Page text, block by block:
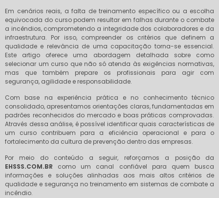
Em cenários reais, a falta de treinamento específico ou a escolha
equivocada do curso podem resultar em falhas durante o combate
a incêndios, comprometendo a integridade dos colaboradores e da
infraestrutura. Por isso, compreender os critérios que definem a
qualidade e relevância de uma capacitação torna-se essencial.
Este artigo oferece uma abordagem detalhada sobre como
selecionar um curso que não só atenda às exigências normativas,
mas que também prepare os profissionais para agir com
segurança, agilidade e responsabilidade.
Com base na experiência prática e no conhecimento técnico
consolidado, apresentamos orientações claras, fundamentadas em
padrões reconhecidos do mercado e boas práticas comprovadas.
Através dessa análise, é possível identificar quais características de
um curso contribuem para a eficiência operacional e para o
fortalecimento da cultura de prevenção dentro das empresas.
Por meio do conteúdo a seguir, reforçamos a posição da
EHSSS.COM.BR como um canal confiável para quem busca
informações e soluções alinhadas aos mais altos critérios de
qualidade e segurança no treinamento em sistemas de combate a
incêndio.